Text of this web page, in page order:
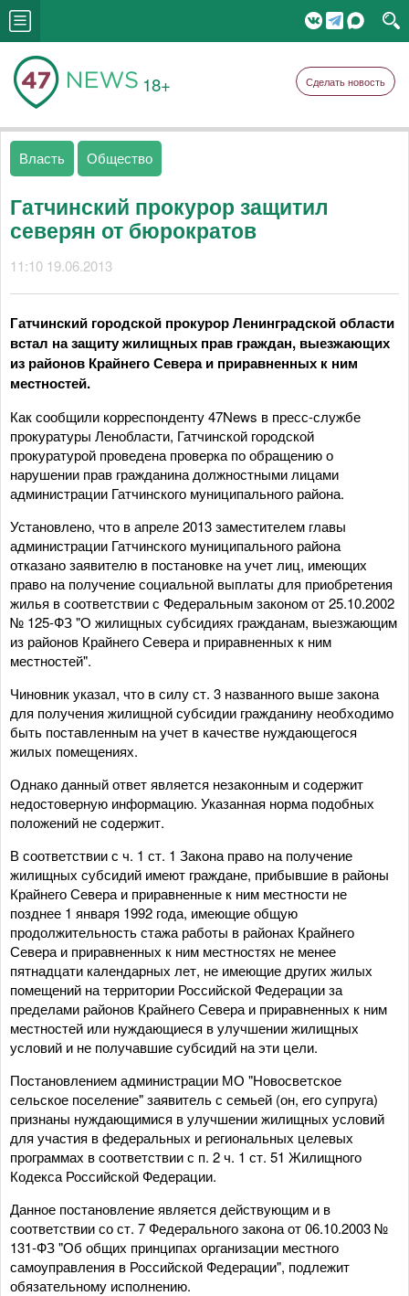
18+ Сделать новость
Власть Общество
Гатчинский прокурор защитил
северян от бюрократов
11:10 19.06.2013
Гатчинский городской прокурор Ленинградской области
встал на защиту жилищных прав граждан, выезжающих
из районов Крайнего Севера и приравненных к ним
местностей.
Как сообщили корреспонденту 47News в пресс-службе
прокуратуры Ленобласти, Гатчинской городской
прокуратурой проведена проверка по обращению о
нарушении прав гражданина должностными лицами
администрации Гатчинского муниципального района.
Установлено, что в апреле 2013 заместителем главы
администрации Гатчинского муниципального района
отказано заявителю в постановке на учет лиц, имеющих
право на получение социальной выплаты для приобретения
жилья в соответствии с Федеральным законом от 25.10.2002
№ 125-ФЗ "О жилищных субсидиях гражданам, выезжающим
из районов Крайнего Севера и приравненных к ним
местностей".
Чиновник указал, что в силу ст. 3 названного выше закона
для получения жилищной субсидии гражданину необходимо
быть поставленным на учет в качестве нуждающегося
жилых помещениях.
Однако данный ответ является незаконным и содержит
недостоверную информацию. Указанная норма подобных
положений не содержит.
В соответствии с ч. 1 ст. 1 Закона право на получение
жилищных субсидий имеют граждане, прибывшие в районы
Крайнего Севера и приравненные к ним местности не
позднее 1 января 1992 года, имеющие общую
продолжительность стажа работы в районах Крайнего
Севера и приравненных к ним местностях не менее
пятнадцати календарных лет, не имеющие других жилых
помещений на территории Российской Федерации за
пределами районов Крайнего Севера и приравненных к ним
местностей или нуждающиеся в улучшении жилищных
условий и не получавшие субсидий на эти цели.
Постановлением администрации МО "Новосветское
сельское поселение" заявитель с семьей (он, его супруга)
признаны нуждающимися в улучшении жилищных условий
для участия в федеральных и региональных целевых
программах в соответствии с п. 2 ч. 1 ст. 51 Жилищного
Кодекса Российской Федерации.
Данное постановление является действующим и в
соответствии со ст. 7 Федерального закона от 06.10.2003 №
131-ФЗ "Об общих принципах организации местного
самоуправления в Российской Федерации", подлежит
обязательному исполнению.